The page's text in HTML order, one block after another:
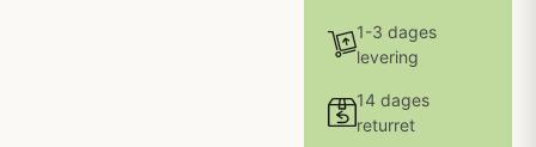
1-3 dages
levering
14 dages
returret